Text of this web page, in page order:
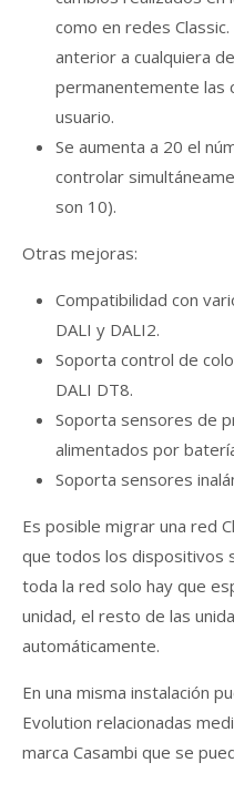
como en redes
anterior a cualquiera
permanentemente las
usuario.
Se aumenta a 20 el
controlar
son 10).
Otras mejoras:
Compatibilidad con
DALI y DALI2.
Soporta control de
DALI DT8.
Soporta sensores de
alimentados por
Soporta sensores
Es posible migrar una red
que todos los dispositivos
toda la red solo hay que
unidad, el resto de las
automáticamente.
En una misma instalación
Evolution relacionadas
marca Casambi que se